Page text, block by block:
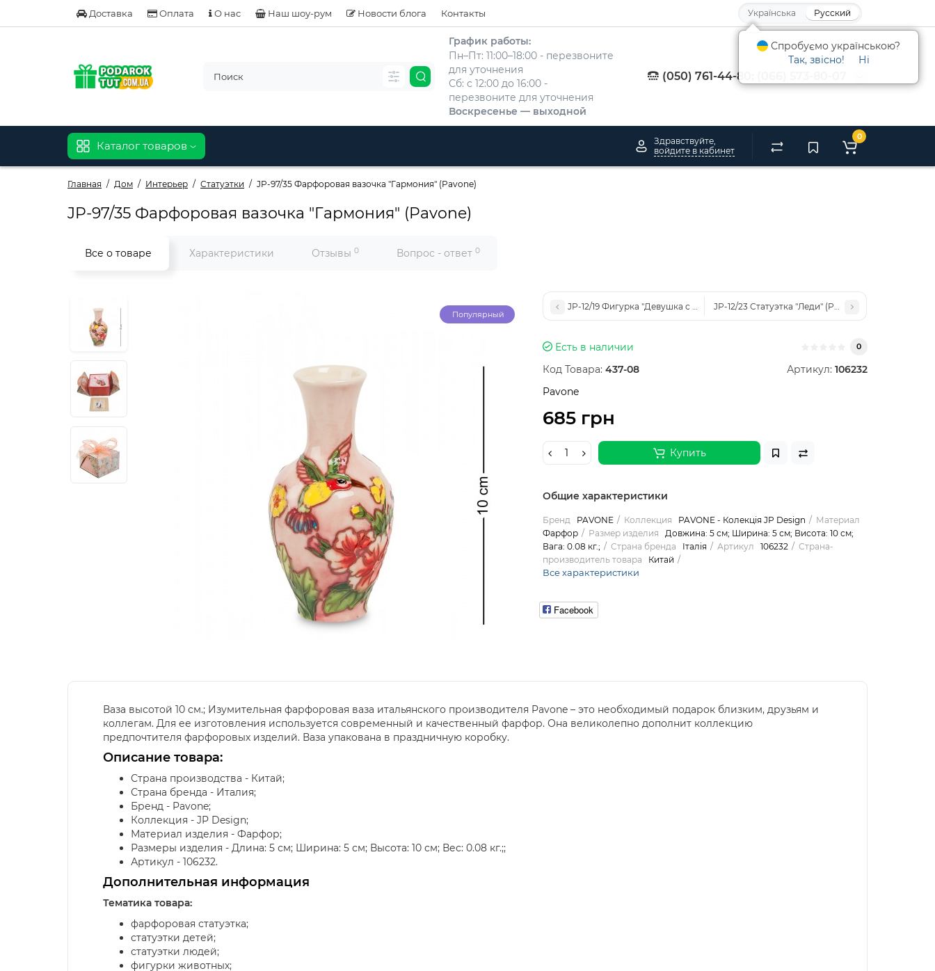
Доставка Оплата О нас Наш шоу-рум Новости блога Контакты Українська Русский
График работы:
Пн–Пт: 11:00–18:00 - перезвоните
для уточнения
Сб: с 12:00 до 16:00 -
перезвоните для уточнения
Воскресенье — выходной
(050) 761-44-80; (066) 573-80-07
Каталог товаров
Здравствуйте,
войдите в кабинет
0
Главная Дом Интерьер Статуэтки JP-97/35 Фарфоровая вазочка "Гармония" (Pavone)
JP-97/35 Фарфоровая вазочка "Гармония" (Pavone)
Все о товаре Характеристики Отзывы 0 Вопрос - ответ 0
Популярный
JP-12/19 Фигурка "Девушка с цветами" (Pavone)JP-12/23 Статуэтка "Леди" (Pavone)
Есть в наличии 0
Код Товара: 437-08 Артикул: 106232
Pavone
685 грн
Купить
Общие характеристики
Бренд PAVONE Коллекция PAVONE - Колекція JP Design
Материал
Фарфор
Размер изделия
Довжина: 5 см; Ширина: 5 см; Висота: 10 см;
Вага: 0.08 кг.;
Страна бренда Італія Артикул 106232
Страна-
производитель товара
Китай
Все характеристики
Facebook
Ваза высотой 10 см.; Изумительная фарфоровая ваза итальянского производителя Pavone – это необходимый подарок близким, друзьям и
коллегам. Для ее изготовления используется современный и качественный фарфор. Она великолепно дополнит коллекцию
предпочтителя фарфоровых изделий. Ваза упакована в праздничную коробку.
Описание товара:
Страна производства - Китай;
Страна бренда - Италия;
Бренд - Pavone;
Коллекция - JP Design;
Материал изделия - Фарфор;
Размеры изделия - Длина: 5 см; Ширина: 5 см; Высота: 10 см; Вес: 0.08 кг.;;
Артикул - 106232.
Дополнительная информация
Тематика товара:
фарфоровая статуэтка;
статуэтки детей;
статуэтки людей;
фигурки животных;
Спробуємо українською?
Так, звісно!
Ні